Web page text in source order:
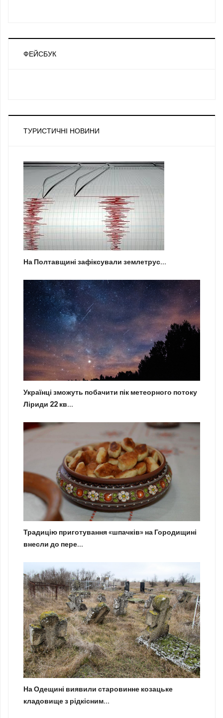
ФЕЙСБУК
ТУРИСТИЧНІ НОВИНИ
На Полтавщині зафіксували землетрус...
Українці зможуть побачити пік метеорного потоку
Ліриди 22 кв...
Традицію приготування «шпачків» на Городищині
внесли до пере...
На Одещині виявили старовинне козацьке
кладовище з рідкісним...